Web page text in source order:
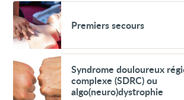
Voir
Premiers
secours
Premiers secours
Syndrome
douloureux
régional
complexe
Syndrome douloureux
complexe (SDRC) ou
algo(neuro)dystrophie